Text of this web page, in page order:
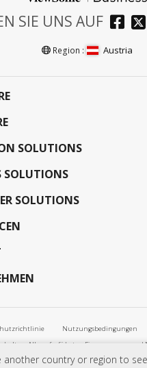
another country or region to
SIE UNS AUF
Region : Austria
SOLUTIONS
SOLUTIONS
SOLUTIONS
Nutzungsbedingungen
Alle aufgeführten Firmennamen und
jederzeit ohne vorherige Bekanntgabe